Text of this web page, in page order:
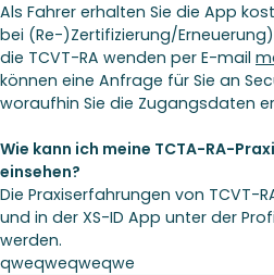
Als Fahrer erhalten Sie die App
bei (Re-)Zertifizierung/
die TCVT-RA wenden per E-mail
können eine Anfrage für Sie an
woraufhin Sie die Zugangsdaten
Wie kann ich meine TCTA-RA-
einsehen?
Die Praxiserfahrungen von TCVT-
und in der XS-ID App unter der
werden.
qweqweqweqwe